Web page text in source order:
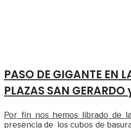
PASO DE GIGANTE EN
PLAZAS SAN
Por fin nos hemos librado de
presencia de los cubos de